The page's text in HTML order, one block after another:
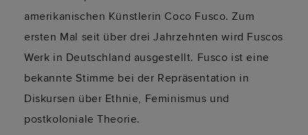
amerikanischen Künstlerin Coco Fusco. Zum
ersten Mal seit über drei Jahrzehnten wird Fuscos
Werk in Deutschland ausgestellt. Fusco ist eine
bekannte Stimme bei der Repräsentation in
Diskursen über Ethnie, Feminismus und
postkoloniale Theorie.